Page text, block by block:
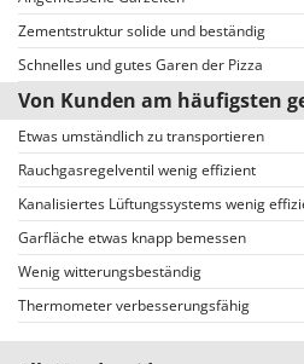
WIDU
Wiper EcoRobot
Wolf Garten
Wortex
Worx
Y Yard Force
Z
Zanon
Zephir
vereinfachte Auswahl ermöglichen,
positiven oder negativen Bewertungen.
Zementstruktur solide und beständig
Schnelles und gutes Garen der Pizza
Von Kunden am häufigsten
Etwas umständlich zu transportieren
Rauchgasregelventil wenig effizient
Kanalisiertes Lüftungssystems wenig
Garfläche etwas knapp bemessen
Wenig witterungsbeständig
Thermometer verbesserungsfähig